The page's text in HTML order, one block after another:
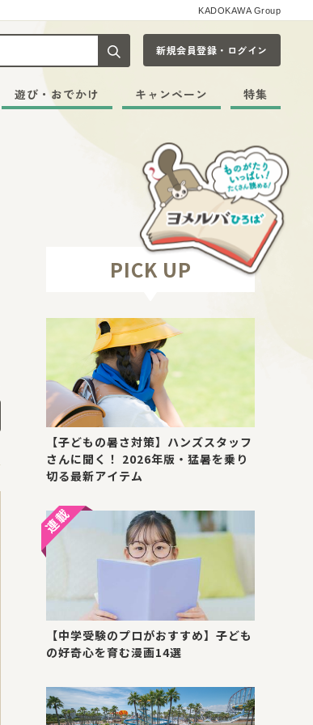
KADOKAWA Group
記事や本をキーワードから探す
新規会員登録・ログイン
遊び・おでかけ キャンペーン 特集
PICK UP
【子どもの暑さ対策】ハンズスタッフ
さんに聞く！ 2026年版・猛暑を乗り
切る最新アイテム
【中学受験のプロがおすすめ】子ども
の好奇心を育む漫画14選